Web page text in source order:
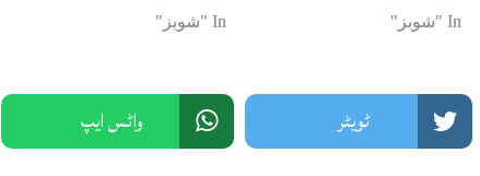
In "شوبز" In "شوبز"
ٹویٹر واٹس ایپ